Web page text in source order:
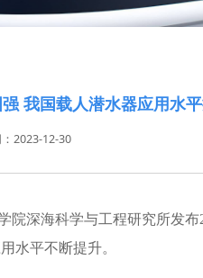
强 我国载人潜水器应用水
2023-12-30
院深海科学与工程研究所发
水平不断提升。